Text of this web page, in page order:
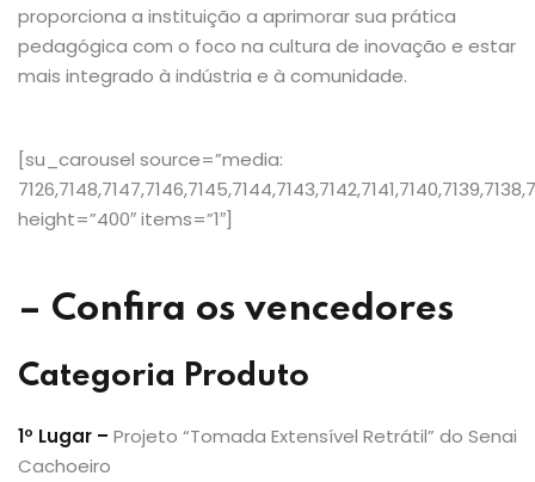
proporciona a instituição a aprimorar sua prática
pedagógica com o foco na cultura de inovação e estar
mais integrado à indústria e à comunidade.
[su_carousel source=”media:
height=”400″ items=”1″]
– Confira os vencedores
Categoria Produto
1º Lugar – Projeto “Tomada Extensível Retrátil” do Senai
Cachoeiro